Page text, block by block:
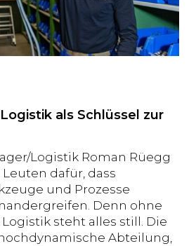
als Schlüssel zur
Logistik Roman Rüegg
dafür, dass
und Prozesse
Denn ohne
steht alles still. Die
Abteilung,